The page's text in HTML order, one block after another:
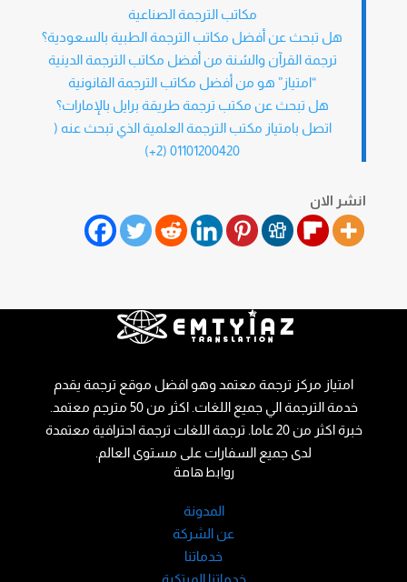
مكاتب الترجمة الصناعية
هل تبحث عن أفضل مكاتب الترجمة الطبية بالسعودية؟
ترجمة القرآن والسُنة من أفضل مكاتب الترجمة الدينية
“امتياز” هو من أفضل مكاتب الترجمة القانونية
هل تبحث عن مكتب ترجمة طريقة برايل بالإمارات؟
اتصل بامتياز مكتب الترجمة العلمية الذي تبحث عنه (
01101200420 (2+)
انشر الان
روابط هامة
المدونة
عن الشركة
خدماتنا
خدماتنا المبتكرة
امتياز مركز ترجمة معتمد وهو افضل موقع ترجمة يقدم
خدمة الترجمة الي جميع اللغات. اكثر من 50 مترجم معتمد.
خبرة اكثر من 20 عاما. ترجمة اللغات ترجمة احترافية معتمدة
لدى جميع السفارات على مستوى العالم.